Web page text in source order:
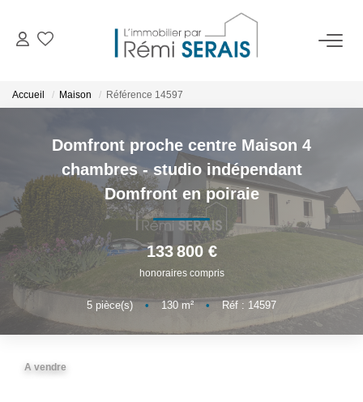
VENDRE
BIENS VENDUS
ADMINISTRATION DE BIENS
Accueil Maison Référence 14597
Domfront proche centre Maison 4
chambres - studio indépendant
Domfront en poiraie
133 800 €
honoraires compris
5 pièce(s) • 130m² • Réf : 14597
A vendre